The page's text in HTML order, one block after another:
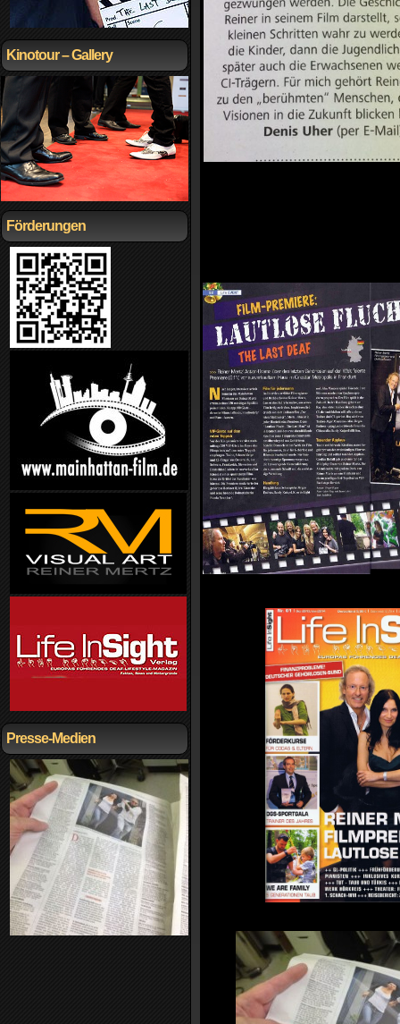
Kinotour – Gallery
Förderungen
Presse-Medien